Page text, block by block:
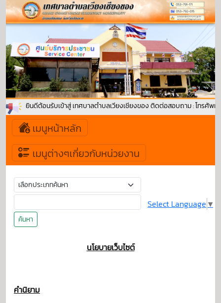
ยินดีต้อนรับเข้าสู่ เทศบาลตำบลเวียงเชียงของ ติดต่อสอบถาม : โทรศัพท์ : 0-
เมนูหน้าหลัก
เมนูต่างๆเกี่ยวกับหน่วยงาน
ค้นหา
Select Language ▼
นโยบายเว็บไซต์
คำนิยาม